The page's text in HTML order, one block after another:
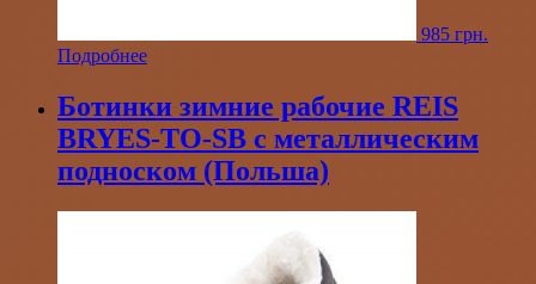
985 грн.
Подробнее
Ботинки зимние рабочие REIS
BRYES-TO-SB с металлическим
подноском (Польша)